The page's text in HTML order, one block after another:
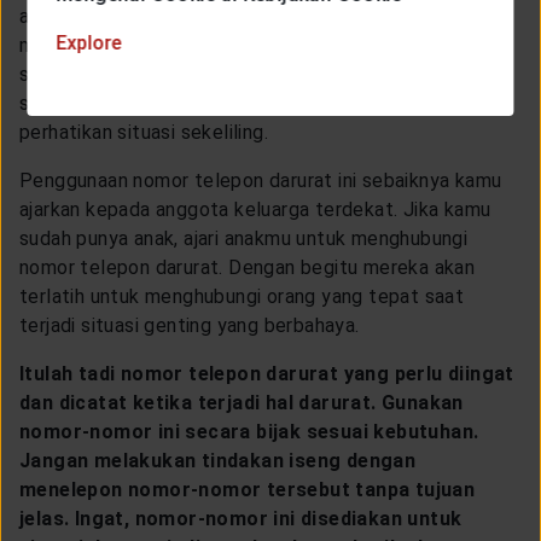
aman terkendali. Jangan sampai terlena sehingga
membuat kamu malah berada dalam bahaya. Apalagi jika
situasinya kamu berhadapan dengan orang jahat yang
sedang memburumu. Pastikan untuk tetap fokus dan
perhatikan situasi sekeliling.
Penggunaan nomor telepon darurat ini sebaiknya kamu
ajarkan kepada anggota keluarga terdekat. Jika kamu
sudah punya anak, ajari anakmu untuk menghubungi
nomor telepon darurat. Dengan begitu mereka akan
terlatih untuk menghubungi orang yang tepat saat
terjadi situasi genting yang berbahaya.
Itulah tadi nomor telepon darurat yang perlu diingat
dan dicatat ketika terjadi hal darurat. Gunakan
nomor-nomor ini secara bijak sesuai kebutuhan.
Jangan melakukan tindakan iseng dengan
menelepon nomor-nomor tersebut tanpa tujuan
jelas. Ingat, nomor-nomor ini disediakan untuk
Explore